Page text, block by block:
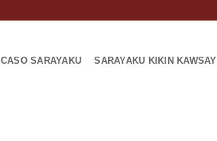
CASO SARAYAKU SARAYAKU KIKIN KAWSAY